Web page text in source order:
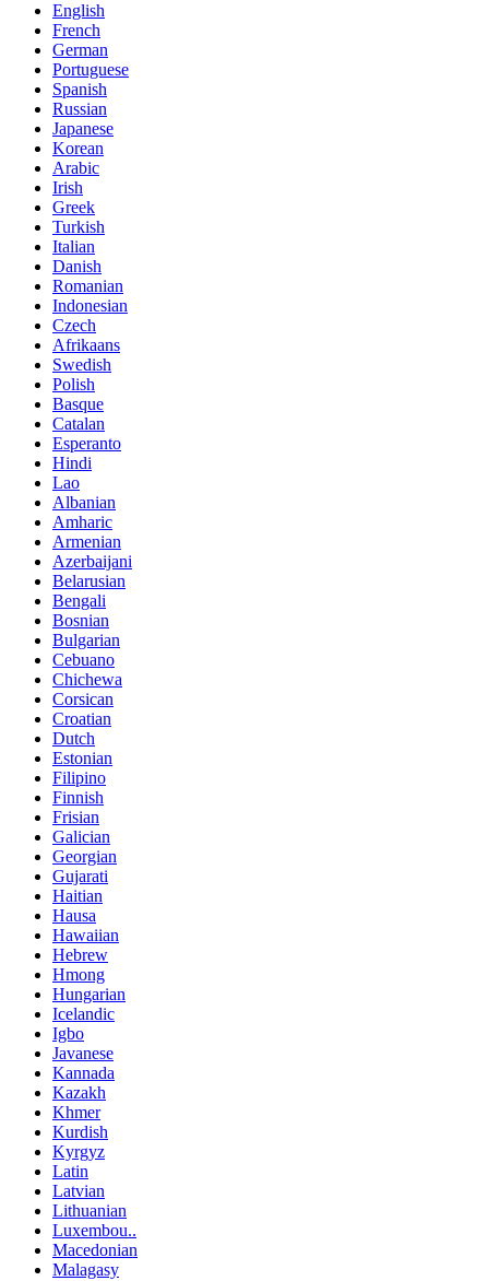
English
French
German
Portuguese
Spanish
Russian
Japanese
Korean
Arabic
Irish
Greek
Turkish
Italian
Danish
Romanian
Indonesian
Czech
Afrikaans
Swedish
Polish
Basque
Catalan
Esperanto
Hindi
Lao
Albanian
Amharic
Armenian
Azerbaijani
Belarusian
Bengali
Bosnian
Bulgarian
Cebuano
Chichewa
Corsican
Croatian
Dutch
Estonian
Filipino
Finnish
Frisian
Galician
Georgian
Gujarati
Haitian
Hausa
Hawaiian
Hebrew
Hmong
Hungarian
Icelandic
Igbo
Javanese
Kannada
Kazakh
Khmer
Kurdish
Kyrgyz
Latin
Latvian
Lithuanian
Luxembou..
Macedonian
Malagasy